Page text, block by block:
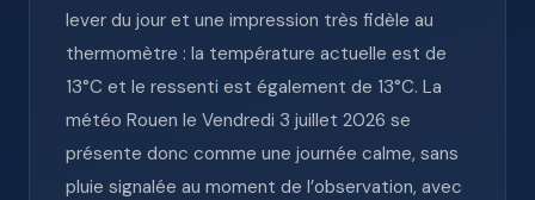
lever du jour et une impression très fidèle au
thermomètre : la température actuelle est de
13°C et le ressenti est également de 13°C. La
météo Rouen le Vendredi 3 juillet 2026 se
présente donc comme une journée calme, sans
pluie signalée au moment de l’observation, avec